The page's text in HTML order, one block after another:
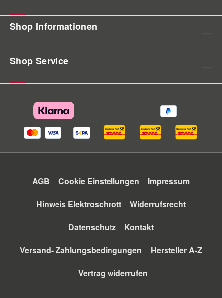
Shop Informationen
Shop Service
AGB Cookie Einstellungen Impressum
Hinweis Elektroschrott Widerrufsrecht
Datenschutz Kontakt
Versand- Zahlungsbedingungen Hersteller A-Z
Vertrag widerrufen